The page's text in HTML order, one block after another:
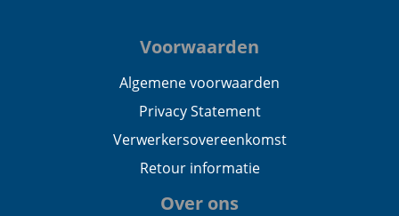
Voorwaarden
Algemene voorwaarden
Privacy Statement
Verwerkersovereenkomst
Retour informatie
Over ons